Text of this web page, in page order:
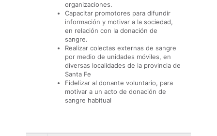
organizaciones.
Capacitar promotores para difundir
información y motivar a la sociedad,
en relación con la donación de
sangre.
Realizar colectas externas de sangre
por medio de unidades móviles, en
diversas localidades de la provincia de
Santa Fe
Fidelizar al donante voluntario, para
motivar a un acto de donación de
sangre habitual